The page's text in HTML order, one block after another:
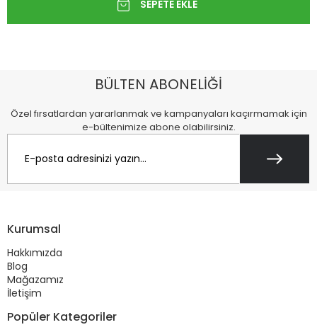
BÜLTEN ABONELİĞİ
Özel fırsatlardan yararlanmak ve kampanyaları kaçırmamak için
e-bültenimize abone olabilirsiniz.
Kurumsal
Hakkımızda
Blog
Mağazamız
İletişim
Popüler Kategoriler